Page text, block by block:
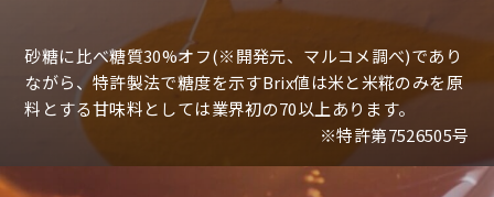
砂糖に比べ糖質30%オフ(※開発元、マルコメ調べ)であり
ながら、特許製法で糖度を示すBrix値は米と米糀のみを原
料とする甘味料としては業界初の70以上あります。
※特許第7526505号